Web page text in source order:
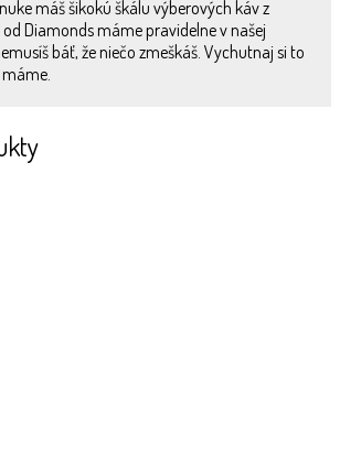
máš šikokú škálu výberových káv z
Diamonds máme pravidelne v našej
báť, že niečo zmeškáš. Vychutnaj si to